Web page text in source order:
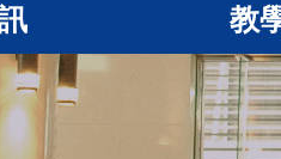
教